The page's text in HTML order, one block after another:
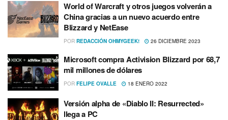
World of Warcraft y otros juegos volverán a
China gracias a un nuevo acuerdo entre
Blizzard y NetEase
POR REDACCIÓN OHMYGEEK! 26 DICIEMBRE 2023
Microsoft compra Activision Blizzard por 68,7
mil millones de dólares
POR FELIPE OVALLE 18 ENERO 2022
Versión alpha de «Diablo II: Resurrected»
llega a PC